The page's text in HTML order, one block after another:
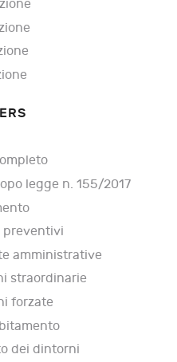
legge n. 155/2017
preventivi
amministrative
straordinarie
forzate
dei dintorni